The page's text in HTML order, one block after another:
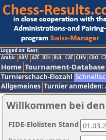
Logged on: Gast
Arabic ARM AZE BIH BUL CAT CHN CRO
Home Tournament-Database
Turnierschach-Elozahl
Allgemeines Turnier anmelden:
Willkommen bei
FIDE-Elolisten Stand